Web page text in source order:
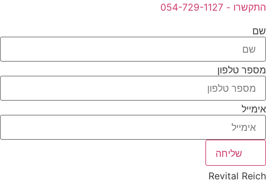
התקשרו - 054-729-1127
שם
מספר טלפון
אימייל
שליחה
Revital Reich